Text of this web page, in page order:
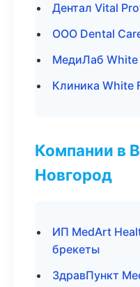
Дентал Vital
ООО Dental
МедиЛаб
Клиника White
Компании в
Новгород
ИП MedArt
брекеты
ЗдравПункт